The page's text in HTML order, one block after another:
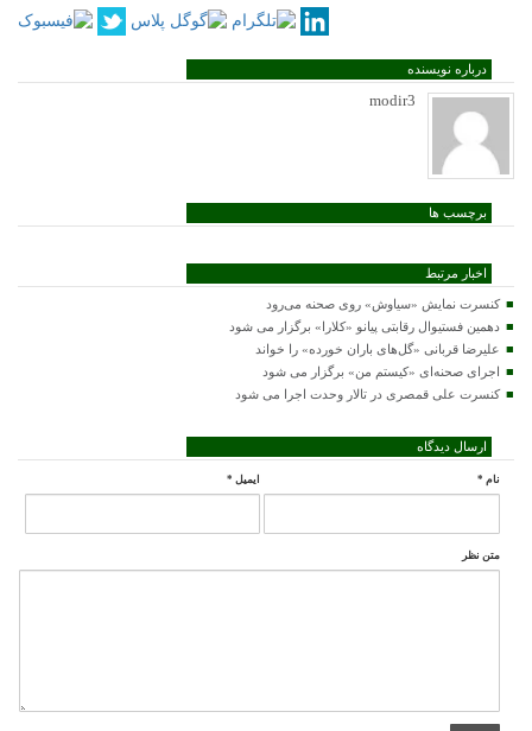
درباره نویسنده
modir3
برچسب ها
اخبار مرتبط
کنسرت‌ نمایش «سیاوش» روی صحنه می‌رود
دهمین فستیوال رقابتی پیانو «کلارا» برگزار می شود
علیرضا قربانی «گل‌های باران خورده» را خواند
اجرای صحنه‌ای «کیستم من» برگزار می شود
کنسرت علی قمصری در تالار وحدت اجرا می شود
ارسال دیدگاه
نام * ایمیل *
متن نظر